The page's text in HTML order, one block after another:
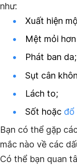
như:
Xuất hiện
Mệt mỏi
Phát ban da;
Sụt cân
Lách to;
Sốt hoặc đổ
Bạn có thể gặp
mắc nào về các
Có thể bạn quan